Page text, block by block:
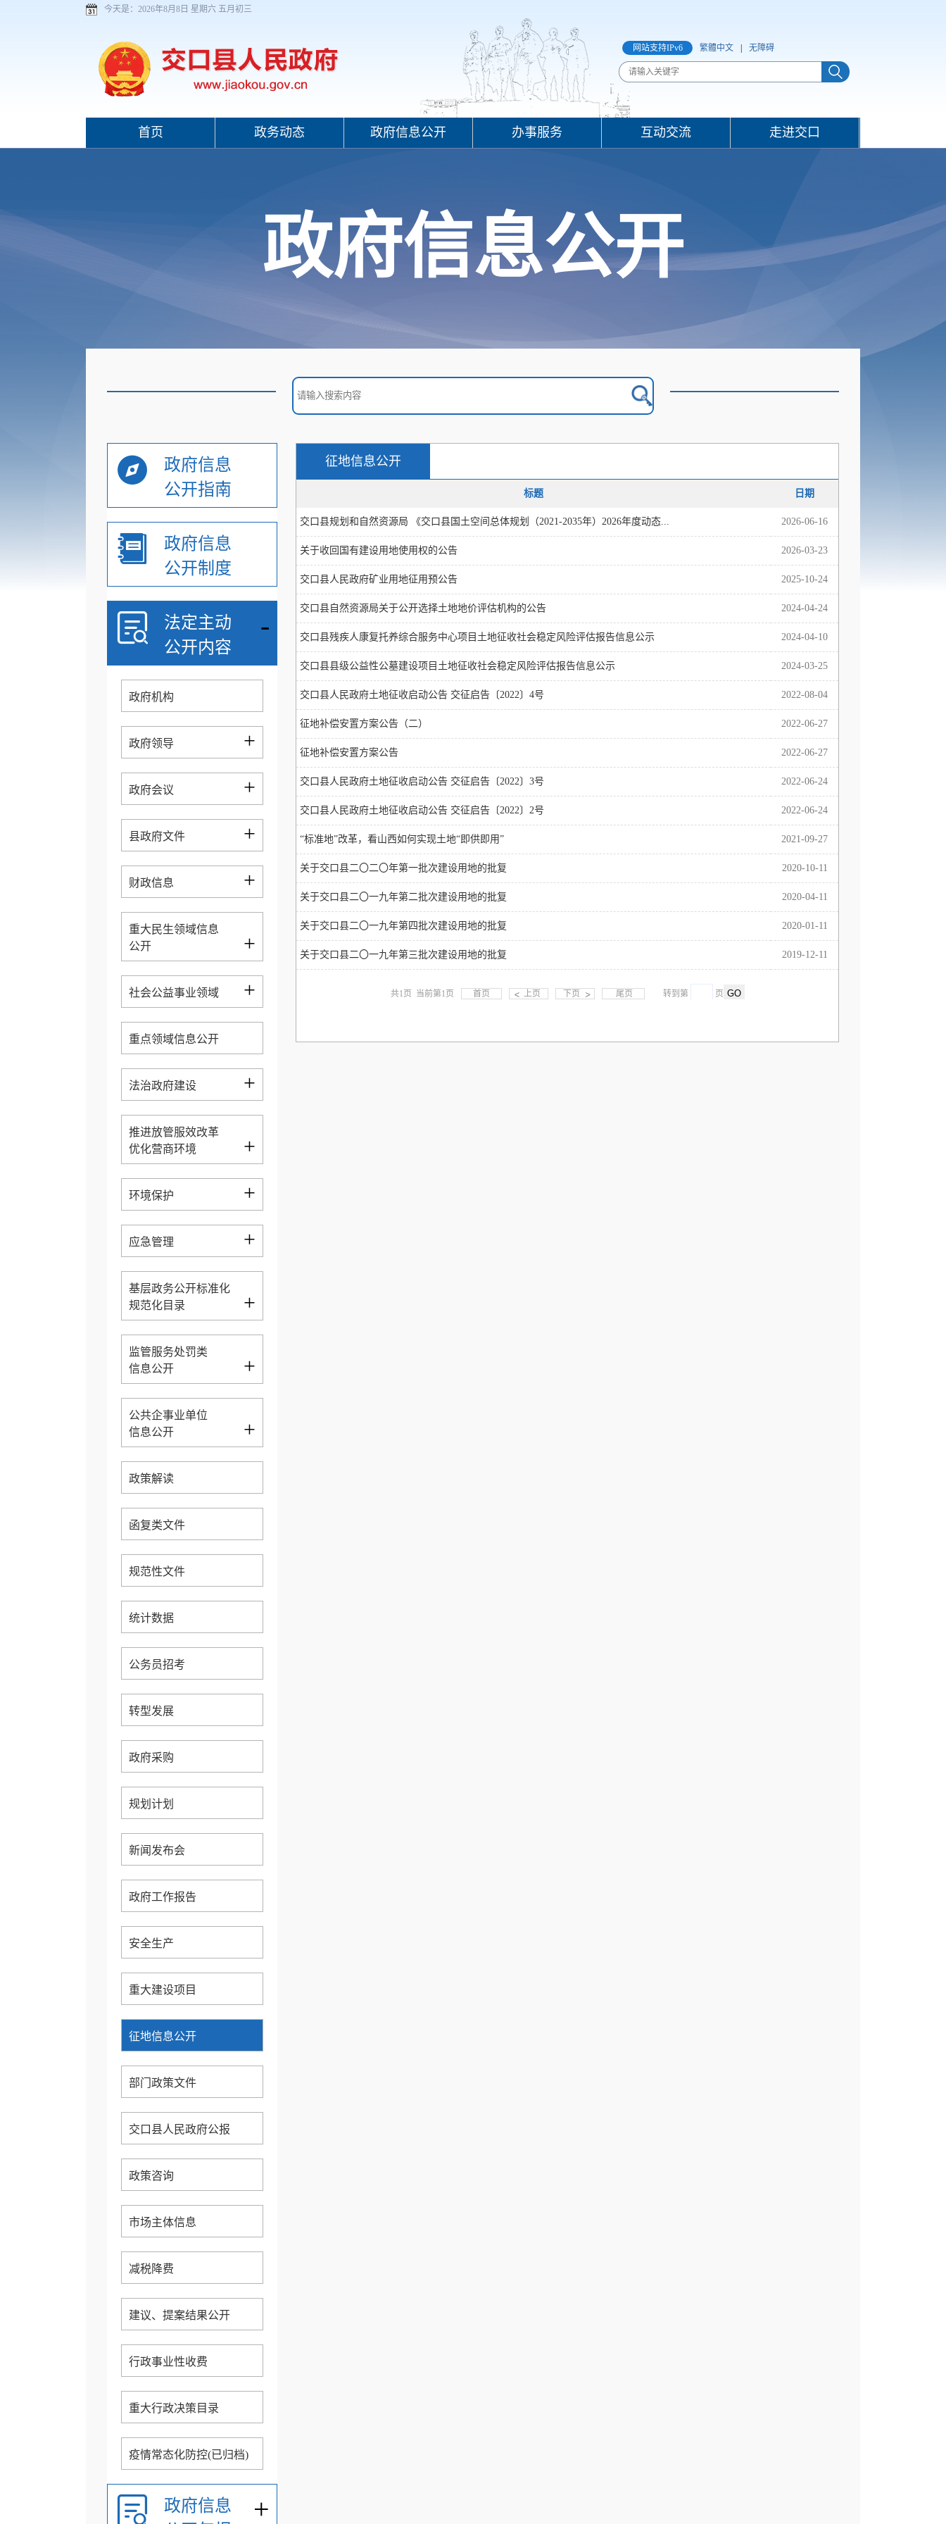
今天是： 2026年8月8日 星期六 五月初三
网站支持IPv6 繁體中文 无障碍
首页 政务动态 政府信息公开 办事服务 互动交流 走进交口
政府信息公开
政府信息
公开指南
政府信息
公开制度
法定主动
公开内容
-
政府机构
政府领导 +
政府会议 +
县政府文件 +
财政信息 +
重大民生领域信息
公开
+
社会公益事业领域 +
重点领域信息公开
法治政府建设 +
推进放管服效改革
优化营商环境
+
环境保护 +
应急管理 +
基层政务公开标准化
规范化目录
+
监管服务处罚类
信息公开
+
公共企事业单位
信息公开
+
政策解读
函复类文件
规范性文件
统计数据
公务员招考
转型发展
政府采购
规划计划
新闻发布会
政府工作报告
安全生产
重大建设项目
征地信息公开
部门政策文件
交口县人民政府公报
政策咨询
市场主体信息
减税降费
建议、提案结果公开
行政事业性收费
重大行政决策目录
疫情常态化防控(已归档)
政府信息
+
征地信息公开
标题 日期
交口县规划和自然资源局 《交口县国土空间总体规划（2021-2035年）2026年度动态... 2026-06-16
关于收回国有建设用地使用权的公告 2026-03-23
交口县人民政府矿业用地征用预公告 2025-10-24
交口县自然资源局关于公开选择土地地价评估机构的公告 2024-04-24
交口县残疾人康复托养综合服务中心项目土地征收社会稳定风险评估报告信息公示 2024-04-10
交口县县级公益性公墓建设项目土地征收社会稳定风险评估报告信息公示 2024-03-25
交口县人民政府土地征收启动公告 交征启告〔2022〕4号 2022-08-04
征地补偿安置方案公告（二） 2022-06-27
征地补偿安置方案公告 2022-06-27
交口县人民政府土地征收启动公告 交征启告〔2022〕3号 2022-06-24
交口县人民政府土地征收启动公告 交征启告〔2022〕2号 2022-06-24
“标准地”改革，看山西如何实现土地“即供即用” 2021-09-27
关于交口县二〇二〇年第一批次建设用地的批复 2020-10-11
关于交口县二〇一九年第二批次建设用地的批复 2020-04-11
关于交口县二〇一九年第四批次建设用地的批复 2020-01-11
关于交口县二〇一九年第三批次建设用地的批复 2019-12-11
共1页 当前第1页 首页 上页 下页 尾页 转到第 页